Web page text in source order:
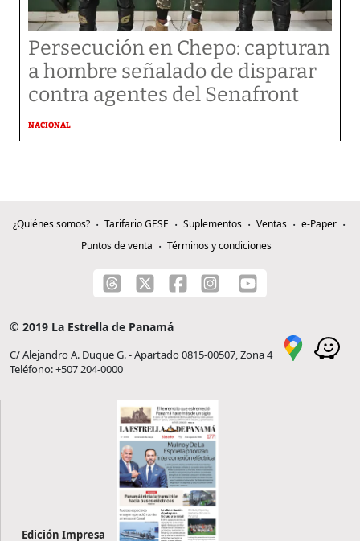
Persecución en Chepo: capturan
a hombre señalado de disparar
contra agentes del Senafront
NACIONAL
¿Quiénes somos? Tarifario GESE Suplementos Ventas
e-Paper
Puntos de venta
Términos y condiciones
© 2019 La Estrella de Panamá
C/ Alejandro A. Duque G. - Apartado 0815-00507, Zona 4
Teléfono: +507 204-0000
Edición Impresa